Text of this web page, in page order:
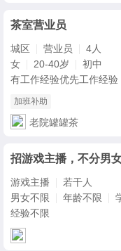
茶室营业员
城区 营业员
4人
女
20-40岁
初中
有工作经验优先工作经验
加班补助
老院罐罐茶
招游戏主播，不分男
游戏主播
若干人
男女不限
年龄不限
经验不限